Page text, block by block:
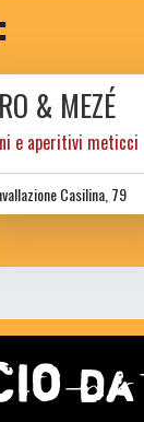
& MEZÉ
e aperitivi meticci
Casilina, 79